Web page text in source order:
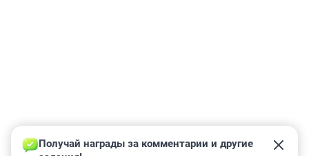
Получай награды за комментарии и другие